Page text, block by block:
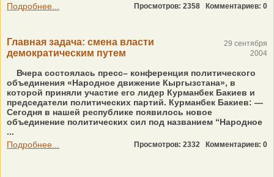
Подробнее...
Просмотров: 2358 Комментариев: 0
Главная задача: смена власти
демократическим путем
29 сентября
2004
Вчера состоялась пресс– конференция политического
объединения «Народное движение Кыргызстана», в
которой приняли участие его лидер Курманбек Бакиев и
председатели политических партий. Курманбек Бакиев: —
Сегодня в нашей республике появилось новое
объединение политических сил под названием “Народное
...
Подробнее...
Просмотров: 2332 Комментариев: 0